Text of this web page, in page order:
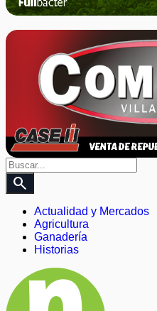
search
Actualidad y Mercados
Agricultura
Ganadería
Historias